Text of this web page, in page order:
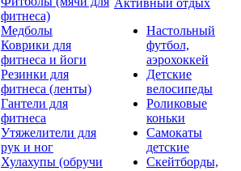
фитнеса)
Медболы
Коврики для
фитнеса и йоги
Резинки для
фитнеса (ленты)
Гантели для
фитнеса
Утяжелители для
рук и ног
Хулахупы (обручи
Активный отдых
Настольный
футбол,
аэрохоккей
Детские
велосипеды
Роликовые
коньки
Самокаты
детские
Скейтборды,